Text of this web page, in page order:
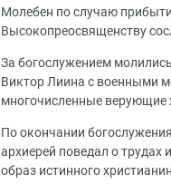
Молебен по случаю
Высокопреосвященству
За богослужением
Виктор Лиина с военными
многочисленные верующие
По окончании
архиерей поведал о трудах
образ истинного